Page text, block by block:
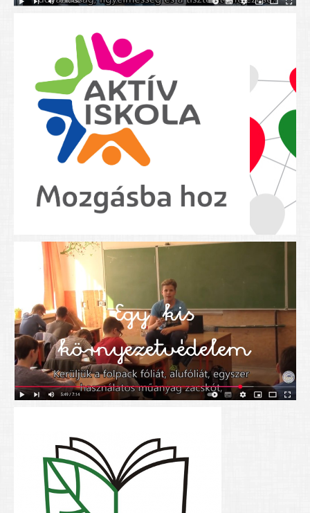
Mindennapos testnevelés
Tartós tankönyvek
Nyolcadikosainknak
Kréta szülői segédlet
Felsős taneszközlista
BEISKOLÁZÁS 2026